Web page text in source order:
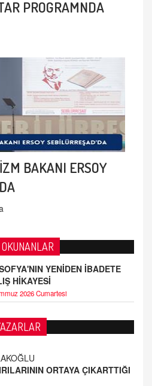
PROGRAMNDA
BAKANI ERSOY
OKUNANLAR
YENİDEN İBADETE
HİKAYESİ
2026 Cumartesi
ÇIKMAZDA!